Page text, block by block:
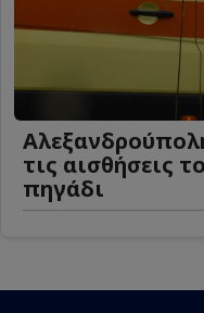
τις αισθήσεις
πηγάδι